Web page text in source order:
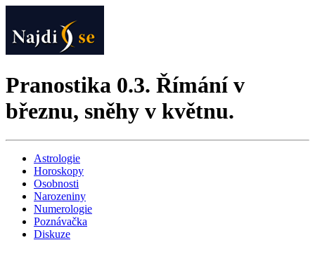
Pranostika 0.3. Římání v
březnu, sněhy v květnu.
Astrologie
Horoskopy
Osobnosti
Narozeniny
Numerologie
Poznávačka
Diskuze